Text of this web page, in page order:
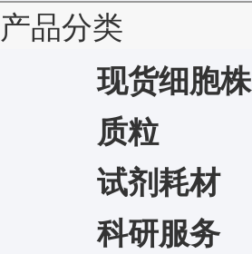
产品分类
现货细胞株
质粒
试剂耗材
科研服务